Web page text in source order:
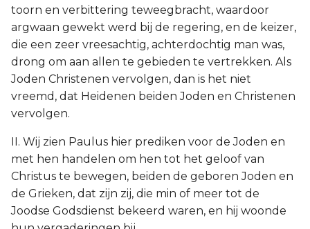
toorn en verbittering teweegbracht, waardoor
argwaan gewekt werd bij de regering, en de keizer,
die een zeer vreesachtig, achterdochtig man was,
drong om aan allen te gebieden te vertrekken. Als
Joden Christenen vervolgen, dan is het niet
vreemd, dat Heidenen beiden Joden en Christenen
vervolgen.
II. Wij zien Paulus hier prediken voor de Joden en
met hen handelen om hen tot het geloof van
Christus te bewegen, beiden de geboren Joden en
de Grieken, dat zijn zij, die min of meer tot de
Joodse Godsdienst bekeerd waren, en hij woonde